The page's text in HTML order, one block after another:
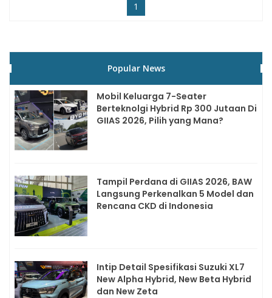
1
Popular News
Mobil Keluarga 7-Seater
Berteknolgi Hybrid Rp 300 Jutaan Di
GIIAS 2026, Pilih yang Mana?
Tampil Perdana di GIIAS 2026, BAW
Langsung Perkenalkan 5 Model dan
Rencana CKD di Indonesia
Intip Detail Spesifikasi Suzuki XL7
New Alpha Hybrid, New Beta Hybrid
dan New Zeta